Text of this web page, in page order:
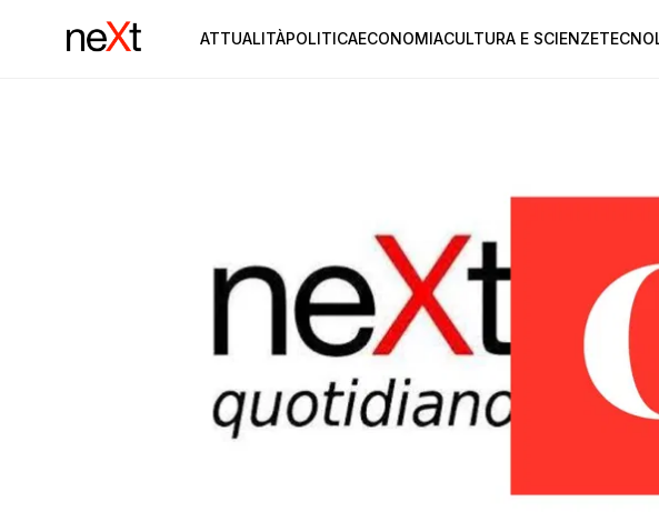
ATTUALITÀPOLITICAECONOMIACULTURA E SCIENZE